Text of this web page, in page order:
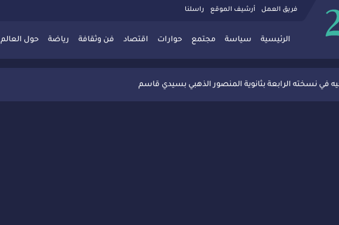
فريق العمل أرشيف الموقع راسلنا
الرئيسية سياسة مجتمع حوارات اقتصاد فن وثقافة رياضة حول العالم
الذهبي بسيدي قاسم تُعزّز ثقافة التوجيه المدرسي بمبادرة نوعية تجمع بين التفاعل والتكريم
في نسخته الرابعة بثانوية المنصور الذهبي بسيدي قاسم